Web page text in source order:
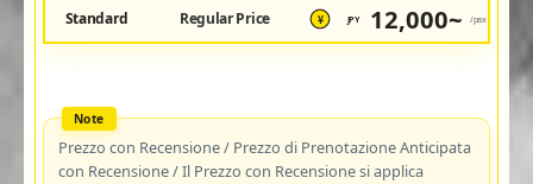
Standard Regular Price ¥ JPY 12,000~ /pax
Prezzo con Recensione / Prezzo di Prenotazione Anticipata
con Recensione / Il Prezzo con Recensione si applica